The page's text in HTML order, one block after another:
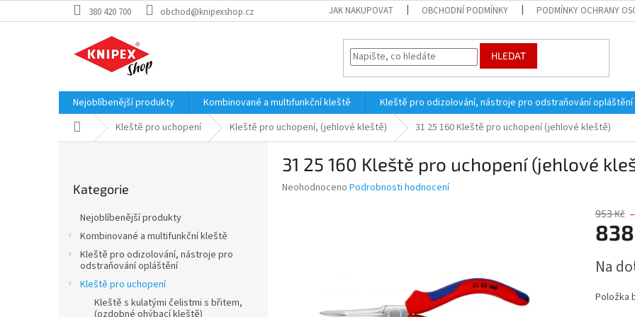
na
380 420 700 obchod@knipexshop.cz JAK NAKUPOVAT OBCHODNÍ PODMÍNKY PODMÍNKY OCHRANY
HLEDAT
Nejoblíbenější produkty Kombinované a multifunkční kleště Kleště pro odizolování, nástroje pro odstraňování opláštění
Domů Kleště pro uchopení Kleště pro uchopení, (jehlové kleště) 31 25 160 Kleště pro uchopení (jehlové kleště)
kategorie
Kategorie
Nejoblíbenější produkty
Kombinované a multifunkční kleště
Kleště pro odizolování, nástroje pro
odstraňování opláštění
Kleště pro uchopení
Kleště s kulatými čelistmi s břitem,
(ozdobné ohýbací kleště)
31 25 160 Kleště pro uchopení (jehlové
Průměrné
Neohodnoceno Podrobnosti hodnocení
953 Kč
cena:
Na
Položka